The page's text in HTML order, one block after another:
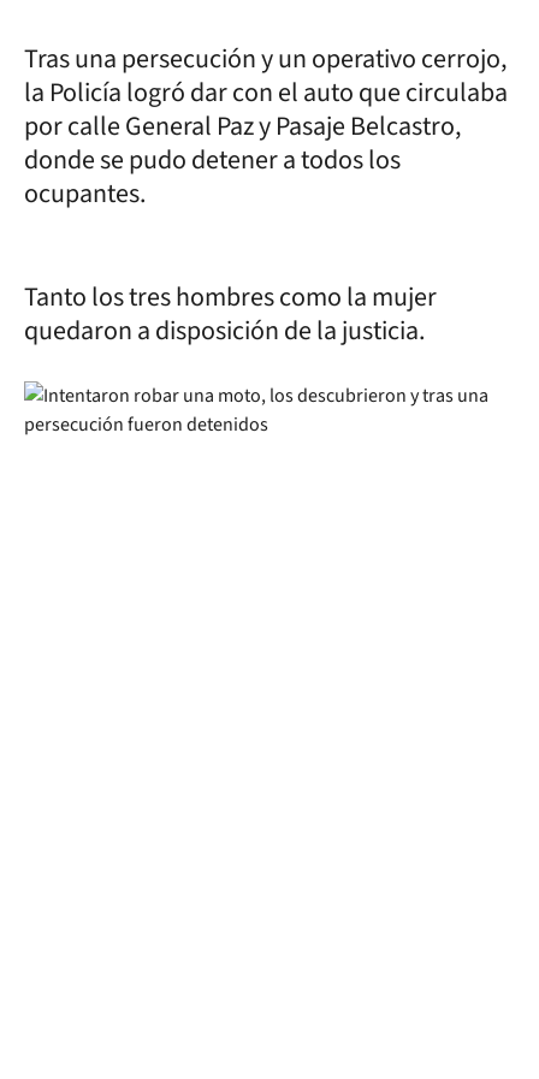
Tras una persecución y un operativo cerrojo,
la Policía logró dar con el auto que circulaba
por calle General Paz y Pasaje Belcastro,
donde se pudo detener a todos los
ocupantes.
Tanto los tres hombres como la mujer
quedaron a disposición de la justicia.